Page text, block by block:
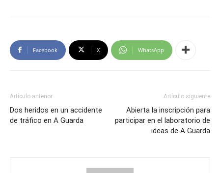
Facebook X WhatsApp
Artículo anterior
Dos heridos en un accidente
de tráfico en A Guarda
Artículo siguiente
Abierta la inscripción para
participar en el laboratorio de
ideas de A Guarda